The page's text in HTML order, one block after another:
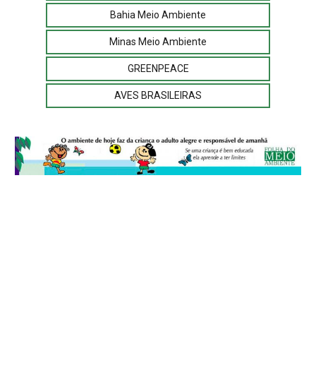
Bahia Meio Ambiente
Minas Meio Ambiente
GREENPEACE
AVES BRASILEIRAS